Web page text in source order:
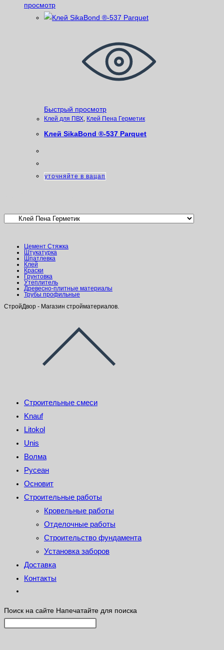
просмотр
Быстрый просмотр
Клей для ПВХ, Клей Пена Герметик
Клей SikaBond ®-537 Parquet
уточняйте в вацап
Цемент Стяжка
Штукатурка
Шпатлевка
Клей
Краски
Грунтовка
Утеплитель
Древесно-плитные материалы
Трубы профильные
СтройДвор - Магазин стройматериалов.
Строительные смеси
Knauf
Litokol
Unis
Волма
Русеан
Основит
Строительные работы
Кровельные работы
Отделочные работы
Строительство фундамента
Установка заборов
Доставка
Контакты
Поиск на сайте Напечатайте для поиска